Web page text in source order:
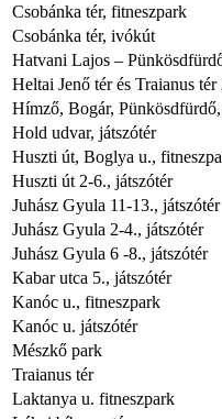
Csobánka tér, fitneszpark
Csobánka tér, ivókút
Hatvani Lajos –
Heltai Jenő tér és Traianus tér
Hímző, Bogár,
Hold udvar, játszótér
Huszti út, Boglya u.,
Huszti út 2-6., játszótér
Juhász Gyula 11-13., játszótér
Juhász Gyula 2-4., játszótér
Juhász Gyula 6 -8., játszótér
Kabar utca 5., játszótér
Kanóc u., fitneszpark
Kanóc u. játszótér
Mészkő park
Traianus tér
Laktanya u. fitneszpark